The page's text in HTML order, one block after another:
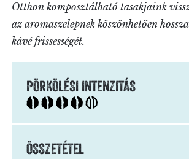
Otthon komposztálható tasakjaink
az aromaszelepnek köszönhetően
kávé frissességét.
PÖRKÖLÉSI INTENZITÁS
ÖSSZETÉTEL